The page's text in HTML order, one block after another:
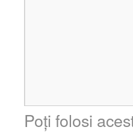
Poți folosi